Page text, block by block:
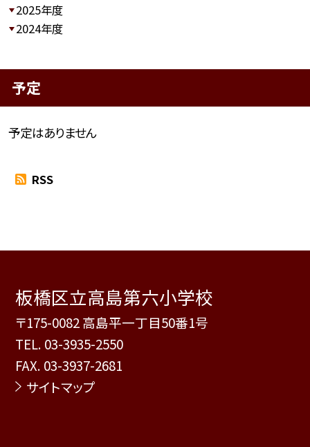
2025年度
2024年度
予定
予定はありません
RSS
板橋区立高島第六小学校
〒175-0082 高島平一丁目50番1号
TEL. 03-3935-2550
FAX. 03-3937-2681
サイトマップ